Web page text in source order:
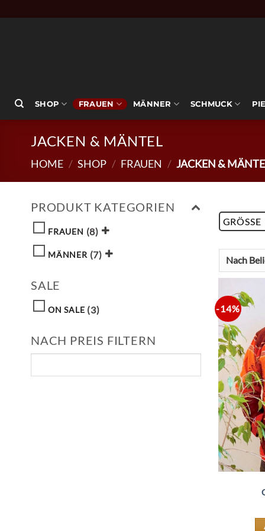
Inhalt
SHOP FRAUEN MÄNNER SCHMUCK
JACKEN & MÄNTEL
HOME / SHOP / FRAUEN / JACKEN &
PRODUKT KATEGORIEN
FRAUEN (8)
MÄNNER(7)
SALE
ON SALE (3)
NACH PREIS FILTERN
GRÖSSE
-14%